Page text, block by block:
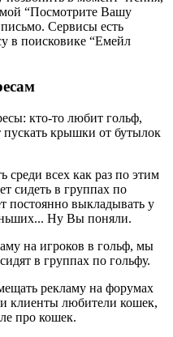
“Посмотрите Вашу
Сервисы есть
в поисковике “Емейл
кто-то любит гольф,
крышки от бутылок
среди всех как раз по этим
сидеть в группах по
постоянно выкладывать у
Ну Вы поняли.
на игроков в гольф, мы
в группах по гольфу.
рекламу на форумах
клиенты любители кошек,
про кошек.